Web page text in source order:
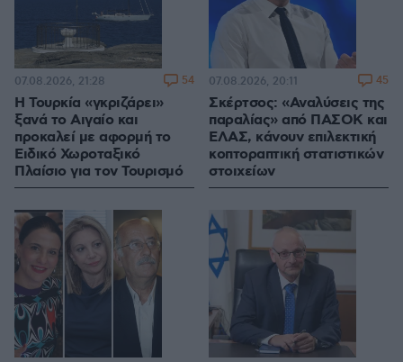
Η Τουρκία «γκριζάρει»
ξανά το Αιγαίο και
προκαλεί με αφορμή το
Ειδικό Χωροταξικό
Πλαίσιο για τον Τουρισμό
07.08.2026, 21:28 54
Σκέρτσος: «Αναλύσεις της
παραλίας» από ΠΑΣΟΚ και
ΕΛΑΣ, κάνουν επιλεκτική
κοπτοραπτική στατιστικών
στοιχείων
07.08.2026, 20:11 45